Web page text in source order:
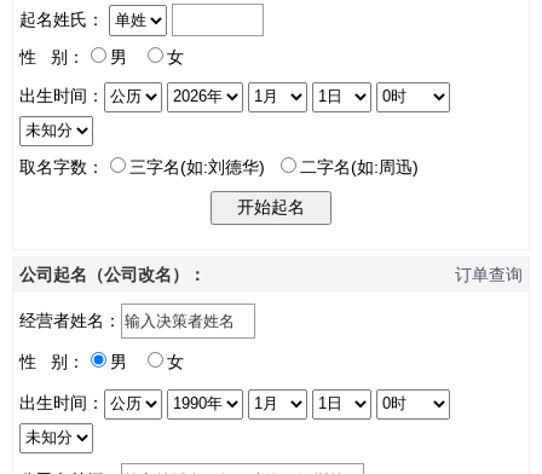
起名姓氏：
性 别：
男
女
出生时间：
取名字数： 三字名(如:刘德华) 二字名(如:周迅)
公司起名（公司改名）： 订单查询
经营者姓名：
性 别： 男 女
出生时间：